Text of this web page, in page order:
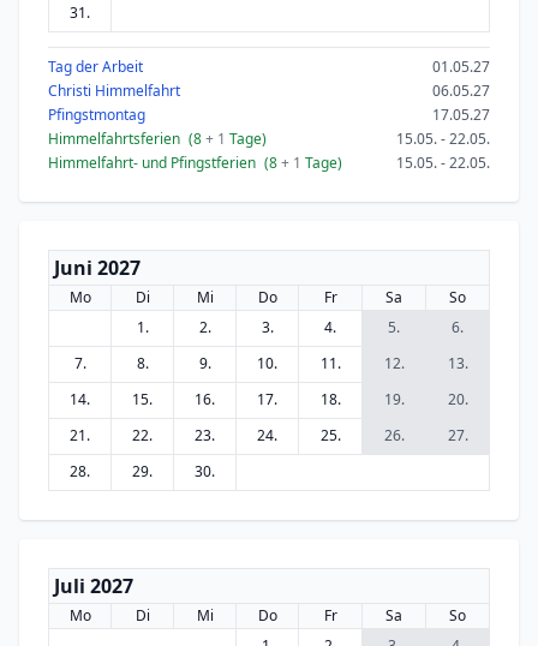
31.
Tag der Arbeit
01.05.27
Christi Himmelfahrt
06.05.27
Pfingstmontag
17.05.27
Himmelfahrtsferien (8+ 1 Tage)
15.05. - 22.05.
Himmelfahrt- und Pfingstferien (8+ 1 Tage) 15.05. - 22.05.
Juni 2027
Mo Di Mi Do Fr Sa
So
1.
2. 3. 4. 5.
6.
7.
8. 9. 10. 11. 12.
13.
14.
15. 16. 17. 18. 19.
20.
21.
22. 23. 24. 25. 26.
27.
28.
29. 30.
Juli 2027
Mo Di Mi Do Fr Sa
So